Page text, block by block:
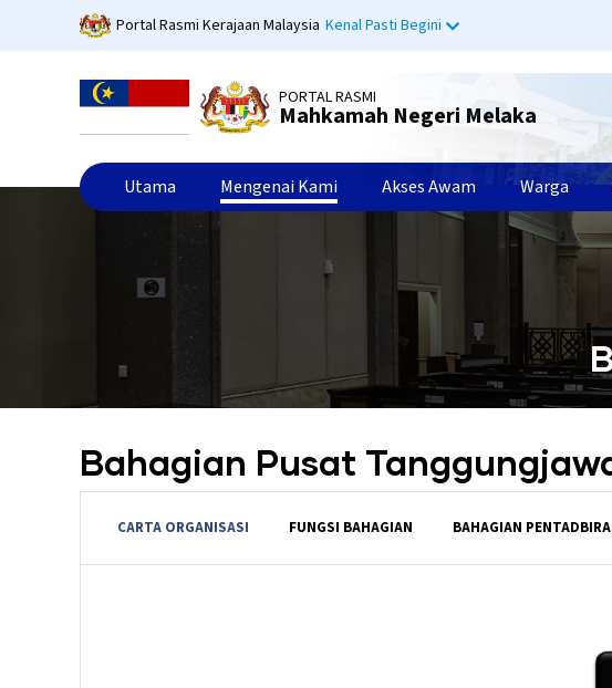
Portal Rasmi Kerajaan Malaysia Kenal Pasti Begini
PORTAL RASMI
Mahkamah Negeri Melaka
Utama Mengenai Kami Akses Awam Warga
Bahagian Pusat
CARTA ORGANISASI FUNGSI BAHAGIAN BAHAGIAN